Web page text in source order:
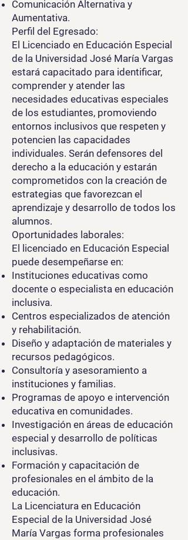
Comunicación Alternativa y
Aumentativa.
Perfil del Egresado:
El Licenciado en Educación Especial
de la Universidad José María Vargas
estará capacitado para identificar,
comprender y atender las
necesidades educativas especiales
de los estudiantes, promoviendo
entornos inclusivos que respeten y
potencien las capacidades
individuales. Serán defensores del
derecho a la educación y estarán
comprometidos con la creación de
estrategias que favorezcan el
aprendizaje y desarrollo de todos los
alumnos.
Oportunidades laborales:
El licenciado en Educación Especial
puede desempeñarse en:
Instituciones educativas como
docente o especialista en educación
inclusiva.
Centros especializados de atención
y rehabilitación.
Diseño y adaptación de materiales y
recursos pedagógicos.
Consultoría y asesoramiento a
instituciones y familias.
Programas de apoyo e intervención
educativa en comunidades.
Investigación en áreas de educación
especial y desarrollo de políticas
inclusivas.
Formación y capacitación de
profesionales en el ámbito de la
educación.
La Licenciatura en Educación
Especial de la Universidad José
María Vargas forma profesionales